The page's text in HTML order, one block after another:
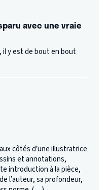
avec une vraie
il y est de bout en bout
côtés d’une illustratrice
et annotations,
introduction à la pièce,
l’auteur, sa profondeur,